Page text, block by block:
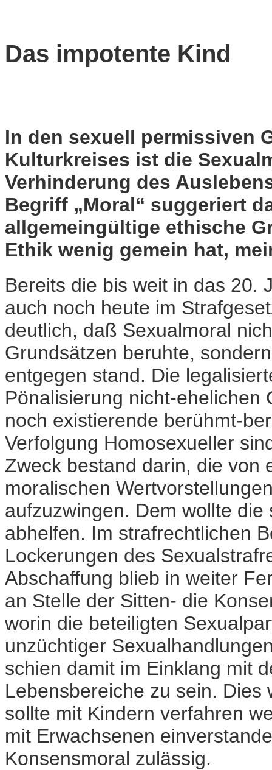
Das impotente Kind
In den sexuell permissiven
Kulturkreises ist die
Verhinderung des
Begriff „Moral“ suggeriert
allgemeingültige ethische
Ethik wenig gemein hat,
Bereits die bis weit in das 20.
auch noch heute im
deutlich, daß Sexualmoral
Grundsätzen beruhte,
entgegen stand. Die
Pönalisierung nicht-ehelichen
noch existierende berühmt-
Verfolgung Homosexueller
Zweck bestand darin, die von
moralischen
aufzuzwingen. Dem wollte
abhelfen. Im strafrechtlichen
Lockerungen des
Abschaffung blieb in weiter
an Stelle der Sitten- die
worin die beteiligten
unzüchtiger
schien damit im Einklang mit
Lebensbereiche zu sein.
sollte mit Kindern verfahren
mit Erwachsenen
Konsensmoral zulässig.